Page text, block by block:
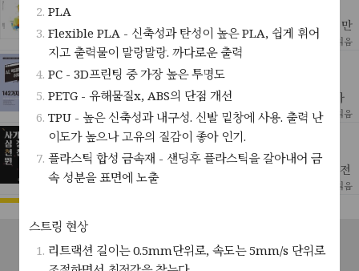
아쉬쉬 란잔 자 | 김정인 역
예전 파이토치 버전이라 제대로 돌아가는 코드가 없지만그 만
큼 코드들을 수선하며 돌려보는 맛이있다.특히 이미지에서 캡
션을 뽑아내거나 미디 파일들을 트레이닝 시켜 새로운 미디
음악을
[ Technology ] 13 2023년 5월 7일 읽음
AI, 빅데이터 활용이 쉬워지는 142가지 데이터셋
반병현
독학으로 어떤 분야 하나를, 그것도 꽤나 아카데믹하고 역사
가 깊은 분야를 익힌다는 건 나뿐만 아니라 그 누구에게도 쉬
운 일이 아닐것이다.그 중에서도 가장 고초를 겪고 있는 것은 '
[ Technology ] 21 2023년 4월 16일 읽음
사기꾼의 심장은 천천히 뛴다
곽재식
조금은 오래 전, 이라기 보단 아마도 코로나가 터지기 바로 전
년, sf 페스티벌에서 곽재식 작가의 강연을 들었다.작가님은
2023년 4월 16일 읽음
무르 래퍼티 | 신해경 역
하지만 거기까지.서로가 서로를 너무나 의심하는 것도 이상하
고 또 설혹 누군가 범인이라해도 그건 과거 클론의 범행이지
[ 문학(시·소설) ] 18 2023년 4월 7일 읽음
공지사항
개인정보처리방침
PLA
Flexible PLA - 신축성과 탄성이 높은 PLA, 쉽게 휘어
지고 출력물이 말랑말랑. 까다로운 출력
PC - 3D프린팅 중 가장 높은 투명도
PETG - 유해물질x, ABS의 단점 개선
TPU - 높은 신축성과 내구성. 신발 밑창에 사용. 출력 난
이도가 높으나 고유의 질감이 좋아 인기.
플라스틱 합성 금속재 - 샌딩후 플라스틱을 갈아내어 금
속 성분을 표면에 노출
스트링 현상
리트랙션 길이는 0.5mm단위로, 속도는 5mm/s 단위로